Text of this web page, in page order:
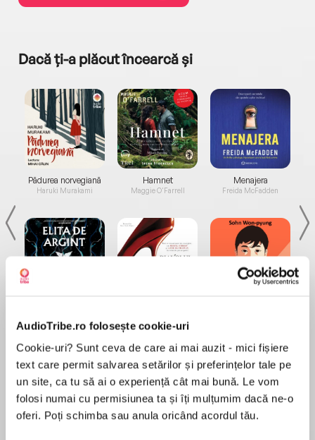
AudioTribe.ro folosește cookie-uri
Cookie-uri? Sunt ceva de care ai mai auzit - mici fișiere
text care permit salvarea setărilor și preferințelor tale pe
un site, ca tu să ai o experiență cât mai bună. Le vom
folosi numai cu permisiunea ta și îți mulțumim dacă ne-o
oferi. Poți schimba sau anula oricând acordul tău.
Dacă ți-a plăcut încearcă și
Pădurea norvegiană
Haruki Murakami
de...
Dani Francis
Hamnet
Maggie O'Farrell
la...
Lauren Weisberger
Menajera
Freida McFadden
Desprecarte
How the captains of the last 50 years have gone